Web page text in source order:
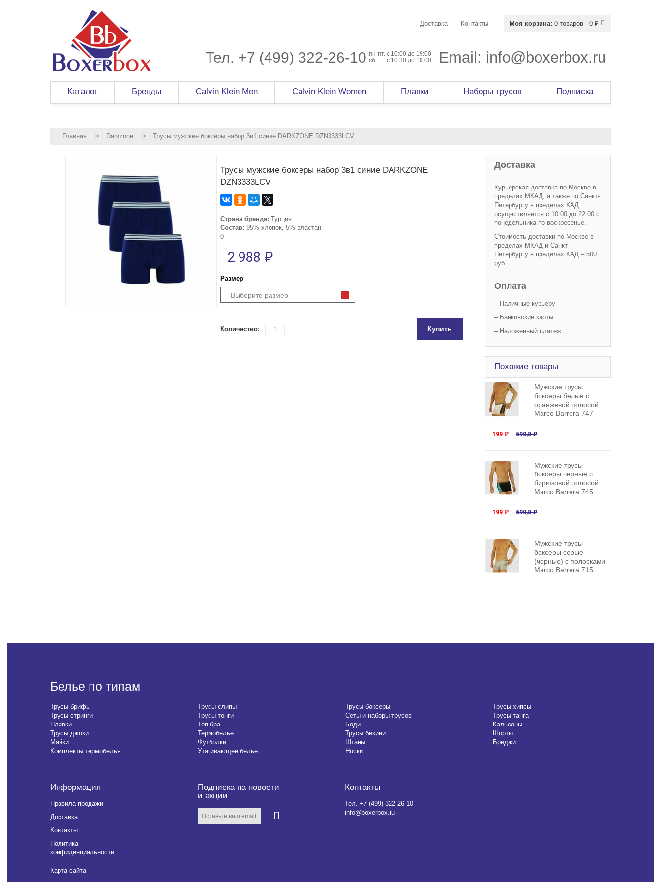
Моя корзина: 0 товаров - 0 ₽
Доставка Контакты
Тел. +7 (499) 322-26-10 пн-пт. c 10:00 до 19:00
сб.
с 10:30 до 19:00 Email: info@boxerbox.ru
Каталог Бренды Calvin Klein Men Calvin Klein Women Плавки Наборы трусов Подписка
Главная > Darkzone > Трусы мужские боксеры набор 3в1 синие DARKZONE DZN3333LCV
Доставка
Курьерская доставка по Москве в
пределах МКАД, а также по Санкт-
Петербургу в пределах КАД
осуществляется с 10.00 до 22.00 с
понедельника по воскресенье.
Стоимость доставки по Москве в
пределах МКАД и Санкт-
Петербургу в пределах КАД – 500
руб.
Оплата
– Наличные курьеру
– Банковские карты
– Наложенный платеж
Похожие товары
Мужские трусы
боксеры белые с
оранжевой полосой
Marco Barrera 747
199 ₽ 590,8 ₽
Мужские трусы
боксеры черные с
бирюзовой полосой
Marco Barrera 745
199 ₽ 590,8 ₽
Мужские трусы
боксеры серые
(черные) с полосками
Marco Barrera 715
Трусы мужские боксеры набор 3в1 синие DARKZONE
DZN3333LCV
Страна бренда: Турция
Состав: 95% хлопок, 5% эластан
0
2 988 ₽
Размер
Выберите размер
Количество: Купить
Белье по типам
Трусы брифы Трусы слипы Трусы боксеры
Трусы хипсы
Трусы стринги
Трусы тонги Сеты и наборы трусов
Трусы танга
Плавки
Топ-бра Боди
Кальсоны
Трусы джоки
Термобелье Трусы бикини
Шорты
Майки
Футболки Штаны
Бриджи
Комплекты термобелья
Утягивающее белье Носки
Информация
Правила продажи
Доставка
Контакты
Политика
конфиденциальности
Карта сайта
Подписка на новости
и акции
Контакты
Тел. +7 (499) 322-26-10
info@boxerbox.ru